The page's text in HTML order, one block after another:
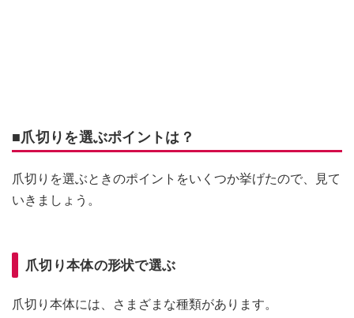
■爪切りを選ぶポイントは？
爪切りを選ぶときのポイントをいくつか挙げたので、見て
いきましょう。
爪切り本体の形状で選ぶ
爪切り本体には、さまざまな種類があります。